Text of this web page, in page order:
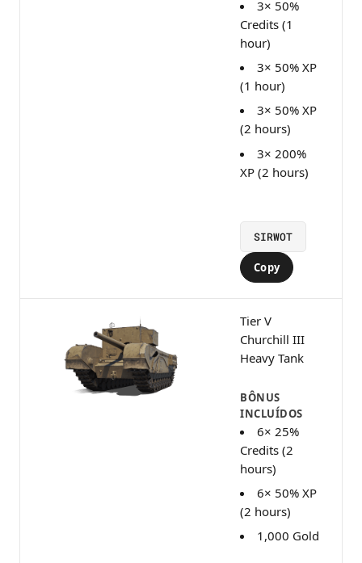
3× 50%
Credits (1
hour)
3× 50% XP
(1 hour)
3× 50% XP
(2 hours)
3× 200%
XP (2 hours)
SIRWOT
Copy
Tier V
Churchill III
Heavy Tank
BÔNUS
INCLUÍDOS
6× 25%
Credits (2
hours)
6× 50% XP
(2 hours)
1,000 Gold